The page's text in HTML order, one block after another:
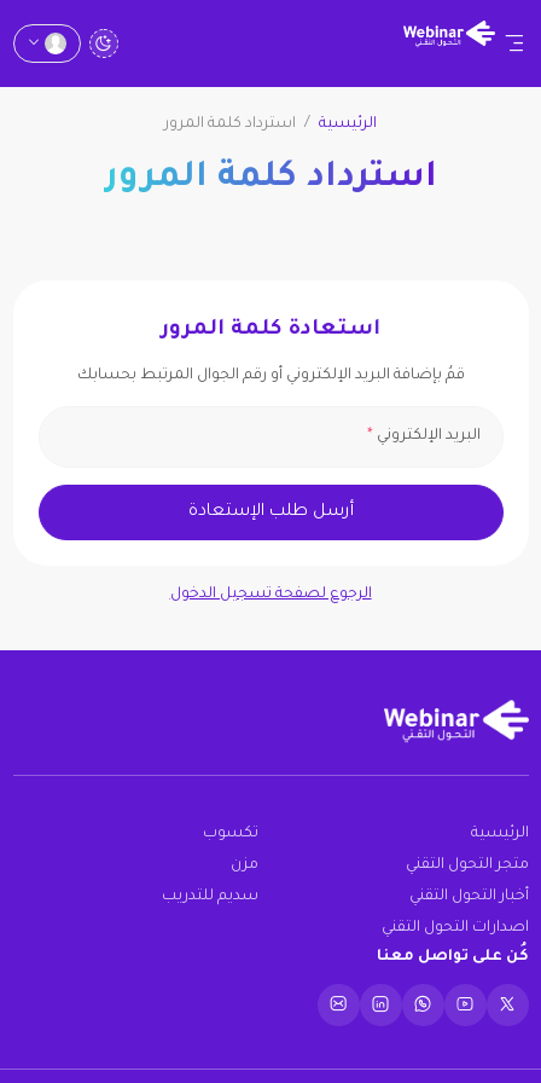
الرئيسية استرداد كلمة المرور
استرداد كلمة المرور
استعادة كلمة المرور
قمُ بإضافة البريد الإلكتروني أو رقم الجوال المرتبط بحسابك
البريد الإلكتروني *
أرسل طلب الإستعادة
الرجوع لصفحة تسجيل الدخول
الرئيسية
متجر التحول التقني
أخبار التحول التقني
اصدارات التحول التقني
تكسوب
مزن
سديم للتدريب
كُن على تواصل معنا